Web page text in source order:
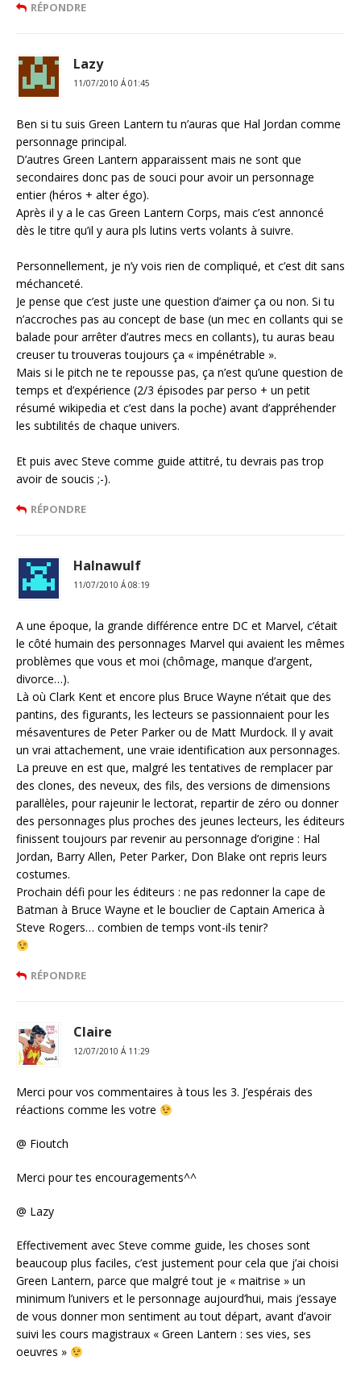
RÉPONDRE
Lazy
11/07/2010 Á 01:45
Ben si tu suis Green Lantern tu n’auras que Hal Jordan comme
personnage principal.
D’autres Green Lantern apparaissent mais ne sont que
secondaires donc pas de souci pour avoir un personnage
entier (héros + alter égo).
Après il y a le cas Green Lantern Corps, mais c’est annoncé
dès le titre qu’il y aura pls lutins verts volants à suivre.
Personnellement, je n’y vois rien de compliqué, et c’est dit sans
méchanceté.
Je pense que c’est juste une question d’aimer ça ou non. Si tu
n’accroches pas au concept de base (un mec en collants qui se
balade pour arrêter d’autres mecs en collants), tu auras beau
creuser tu trouveras toujours ça « impénétrable ».
Mais si le pitch ne te repousse pas, ça n’est qu’une question de
temps et d’expérience (2/3 épisodes par perso + un petit
résumé wikipedia et c’est dans la poche) avant d’appréhender
les subtilités de chaque univers.
Et puis avec Steve comme guide attitré, tu devrais pas trop
avoir de soucis ;-).
RÉPONDRE
Halnawulf
11/07/2010 Á 08:19
A une époque, la grande différence entre DC et Marvel, c’était
le côté humain des personnages Marvel qui avaient les mêmes
problèmes que vous et moi (chômage, manque d’argent,
divorce…).
Là où Clark Kent et encore plus Bruce Wayne n’était que des
pantins, des figurants, les lecteurs se passionnaient pour les
mésaventures de Peter Parker ou de Matt Murdock. Il y avait
un vrai attachement, une vraie identification aux personnages.
La preuve en est que, malgré les tentatives de remplacer par
des clones, des neveux, des fils, des versions de dimensions
parallèles, pour rajeunir le lectorat, repartir de zéro ou donner
des personnages plus proches des jeunes lecteurs, les éditeurs
finissent toujours par revenir au personnage d’origine : Hal
Jordan, Barry Allen, Peter Parker, Don Blake ont repris leurs
costumes.
Prochain défi pour les éditeurs : ne pas redonner la cape de
Batman à Bruce Wayne et le bouclier de Captain America à
Steve Rogers… combien de temps vont-ils tenir?
RÉPONDRE
Claire
12/07/2010 Á 11:29
Merci pour vos commentaires à tous les 3. J’espérais des
réactions comme les votre
@ Fioutch
Merci pour tes encouragements^^
@ Lazy
Effectivement avec Steve comme guide, les choses sont
beaucoup plus faciles, c’est justement pour cela que j’ai choisi
Green Lantern, parce que malgré tout je « maitrise » un
minimum l’univers et le personnage aujourd’hui, mais j’essaye
de vous donner mon sentiment au tout départ, avant d’avoir
suivi les cours magistraux « Green Lantern : ses vies, ses
oeuvres »